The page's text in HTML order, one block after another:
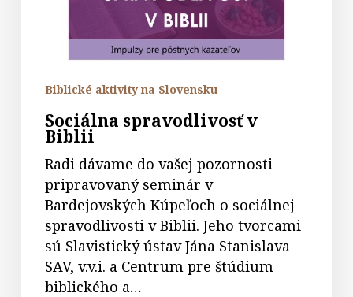
Biblické aktivity na Slovensku
Sociálna spravodlivosť v
Biblii
Radi dávame do vašej pozornosti
pripravovaný seminár v
Bardejovských Kúpeľoch o sociálnej
spravodlivosti v Biblii. Jeho tvorcami
sú Slavistický ústav Jána Stanislava
SAV, v.v.i. a Centrum pre štúdium
biblického a…